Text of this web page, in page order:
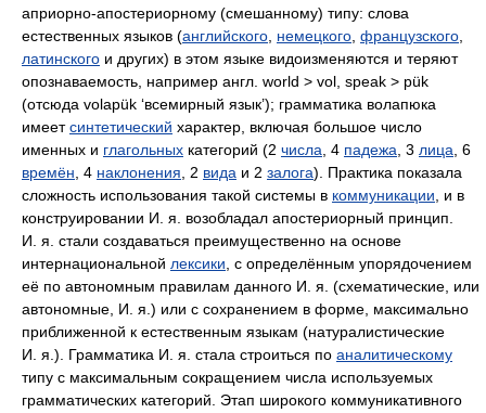
априорно-апостериорному (смешанному) типу: слова
естественных языков (английского немецкого французского
латинского и других) в этом языке видоизменяются и теряют
опознаваемость, например англ. world > vol, speak > pük
(отсюда volapük ‘всемирный язык’); грамматика волапюка
имеетсинтетический характер, включая большое число
именных и глагольных категорий (2 числа , 4 падежа , 3 лица , 6
времён , 4 наклонения , 2 вида и 2 залога). Практика показала
сложность использования такой системы в коммуникации , и в
конструировании И. я. возобладал апостериорный принцип.
И. я. стали создаваться преимущественно на основе
интернациональной лексики , с определённым упорядочением
её по автономным правилам данного И. я. (схематические, или
автономные, И. я.) или с сохранением в форме, максимально
приближенной к естественным языкам (натуралистические
И. я.). Грамматика И. я. стала строиться по аналитическому
типу с максимальным сокращением числа используемых
грамматических категорий. Этап широкого коммуникативного